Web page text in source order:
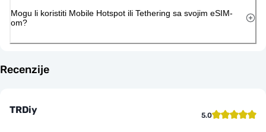
Mogu li koristiti Mobile Hotspot ili Tethering sa svojim eSIM-
om?
Recenzije
TRDiy 5.0